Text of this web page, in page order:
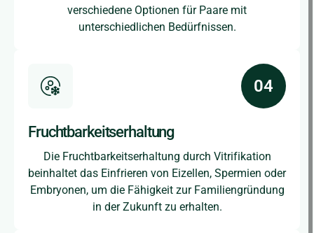
verschiedene Optionen für Paare mit
unterschiedlichen Bedürfnissen.
Fruchtbarkeitserhaltung
Die Fruchtbarkeitserhaltung durch Vitrifikation
beinhaltet das Einfrieren von Eizellen, Spermien oder
Embryonen, um die Fähigkeit zur Familiengründung
in der Zukunft zu erhalten.